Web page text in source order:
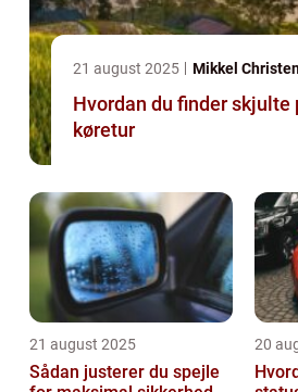
21 august 2025 Mikkel
Hvordan du finder skjulte
køretur
21 august 2025
Sådan justerer du spejle
20